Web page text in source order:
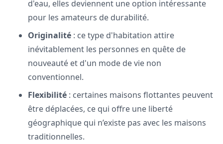
d'eau, elles deviennent une option intéressante
pour les amateurs de durabilité.
Originalité : ce type d'habitation attire
inévitablement les personnes en quête de
nouveauté et d'un mode de vie non
conventionnel.
Flexibilité : certaines maisons flottantes peuvent
être déplacées, ce qui offre une liberté
géographique qui n’existe pas avec les maisons
traditionnelles.